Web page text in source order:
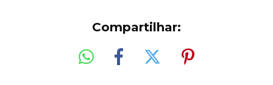
Compartilhar: